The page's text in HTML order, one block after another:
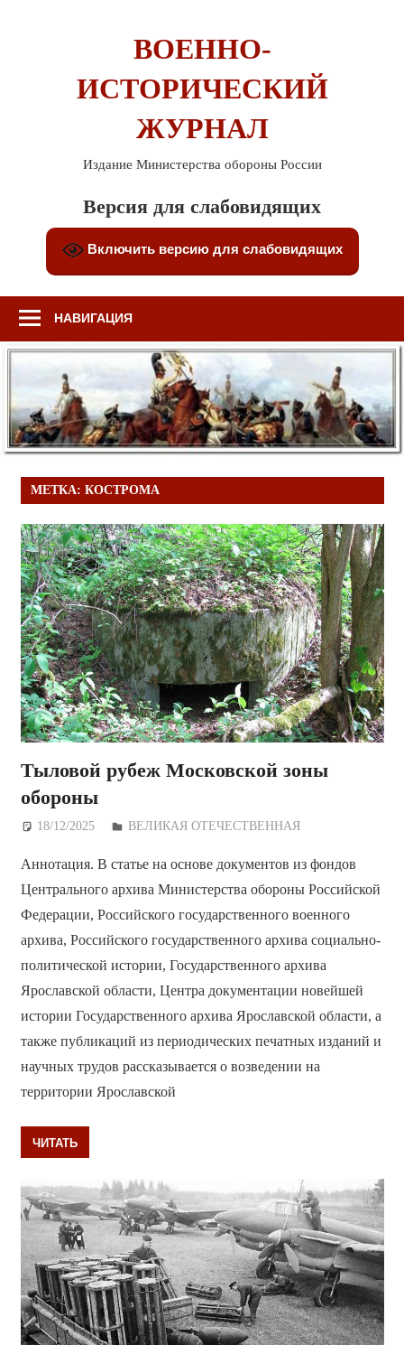
ВОЕННО-
ИСТОРИЧЕСКИЙ
ЖУРНАЛ
Издание Министерства обороны России
Версия для слабовидящих
Включить версию для слабовидящих
НАВИГАЦИЯ
МЕТКА: КОСТРОМА
Тыловой рубеж Московской зоны
обороны
18/12/2025 Дежурный по Редакции
ВЕЛИКАЯ ОТЕЧЕСТВЕННАЯ
Аннотация. В статье на основе документов из фондов
Центрального архива Министерства обороны Российской
Федерации, Российского государственного военного
архива, Российского государственного архива социально-
политической истории, Государственного архива
Ярославской области, Центра документации новейшей
истории Государственного архива Ярославской области, а
также публикаций из периодических печатных изданий и
научных трудов рассказывается о возведении на
территории Ярославской
ЧИТАТЬ